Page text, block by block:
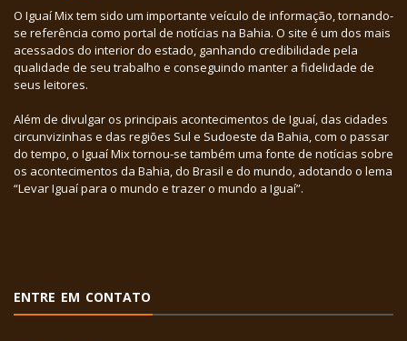
O Iguaí Mix tem sido um importante veículo de informação, tornando-
se referência como portal de notícias na Bahia. O site é um dos mais
acessados do interior do estado, ganhando credibilidade pela
qualidade de seu trabalho e conseguindo manter a fidelidade de
seus leitores.
Além de divulgar os principais acontecimentos de Iguaí, das cidades
circunvizinhas e das regiões Sul e Sudoeste da Bahia, com o passar
do tempo, o Iguaí Mix tornou-se também uma fonte de notícias sobre
os acontecimentos da Bahia, do Brasil e do mundo, adotando o lema
“Levar Iguaí para o mundo e trazer o mundo a Iguaí”.
ENTRE EM CONTATO